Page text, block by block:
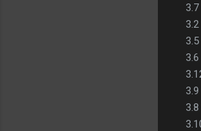
3.7
3.2
3.5
3.6
3.9
3.8